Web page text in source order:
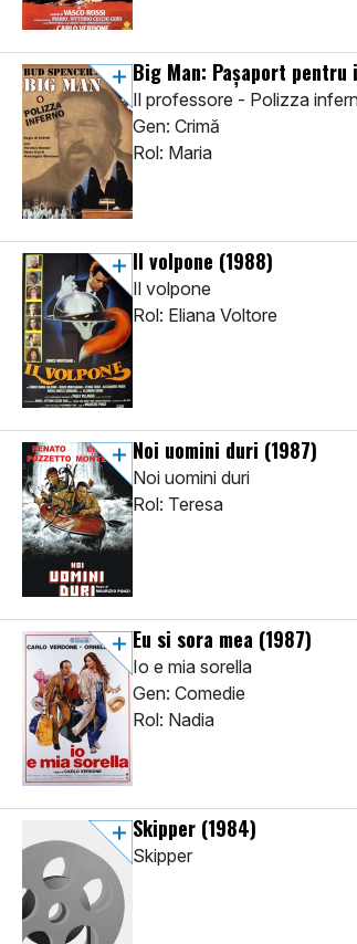
Big Man: Pașaport pentru
Il professore - Polizza
Gen: Crimă
Rol: Maria
Il volpone (1988)
Il volpone
Rol: Eliana Voltore
Noi uomini duri (1987)
Noi uomini duri
Rol: Teresa
Eu si sora mea (1987)
Io e mia sorella
Gen: Comedie
Rol: Nadia
Skipper (1984)
Skipper